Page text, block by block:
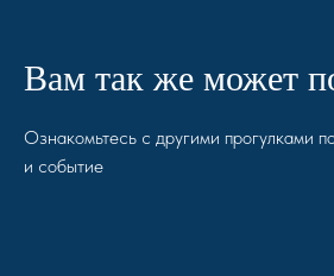
Вам так же может
Ознакомьтесь с другими прогулками
и событие